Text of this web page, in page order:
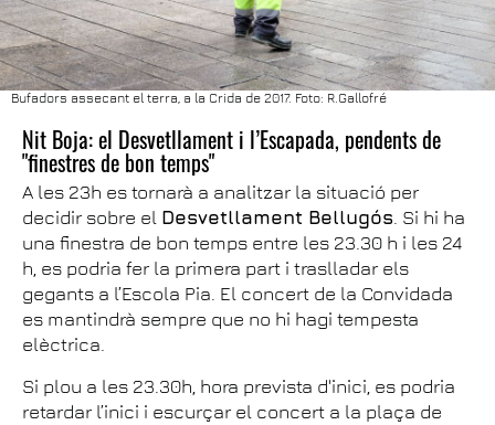
Bufadors assecant el terra, a la Crida de 2017. Foto: R.Gallofré
Nit Boja: el Desvetllament i l’Escapada, pendents de
"finestres de bon temps"
A les 23h es tornarà a analitzar la situació per
decidir sobre el Desvetllament Bellugós. Si hi ha
una finestra de bon temps entre les 23.30 h i les 24
h, es podria fer la primera part i traslladar els
gegants a l’Escola Pia. El concert de la Convidada
es mantindrà sempre que no hi hagi tempesta
elèctrica.
Si plou a les 23.30h, hora prevista d'inici, es podria
retardar l’inici i escurçar el concert a la plaça de